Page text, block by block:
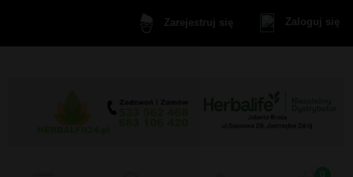
Zarejestruj się Zaloguj się